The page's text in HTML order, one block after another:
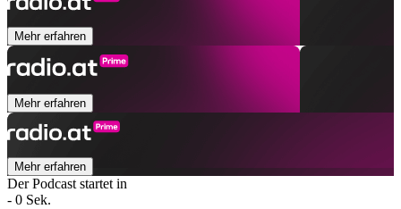
Mehr erfahren
Mehr erfahren
Mehr erfahren
Der Podcast startet in
- 0 Sek.